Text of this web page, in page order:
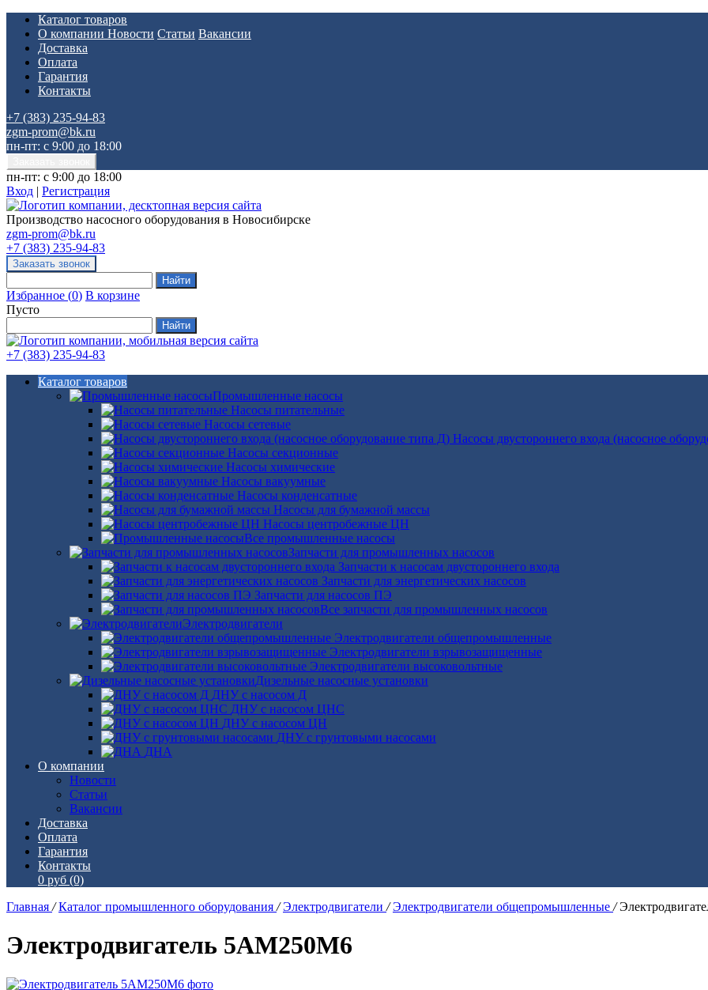
Каталог товаров
О компании Новости Статьи Вакансии
Доставка
Оплата
Гарантия
Контакты
+7 (383) 235-94-83
zgm-prom@bk.ru
пн-пт: с 9:00 до 18:00
пн-пт: с 9:00 до 18:00
Вход | Регистрация
Производство насосного оборудования в Новосибирске
zgm-prom@bk.ru
+7 (383) 235-94-83
Избранное (0) В корзине
Пусто
+7 (383) 235-94-83
Каталог товаров
Промышленные насосы
Насосы питательные
Насосы сетевые
Насосы двустороннего входа (насосное
Насосы секционные
Насосы химические
Насосы вакуумные
Насосы конденсатные
Насосы для бумажной массы
Насосы центробежные ЦН
Все промышленные насосы
Запчасти для промышленных насосов
Запчасти к насосам двустороннего входа
Запчасти для энергетических насосов
Запчасти для насосов ПЭ
Все запчасти для промышленных насосов
Электродвигатели
Электродвигатели общепромышленные
Электродвигатели взрывозащищенные
Электродвигатели высоковольтные
Дизельные насосные установки
ДНУ с насосом Д
ДНУ с насосом ЦНС
ДНУ с насосом ЦН
ДНУ с грунтовыми насосами
ДНА
О компании
Новости
Статьи
Вакансии
Доставка
Оплата
Гарантия
Контакты
0 руб (0)
Главная / Каталог промышленного оборудования / Электродвигатели / Электродвигатели общепромышленные /
Электродвигатель 5АМ250М6